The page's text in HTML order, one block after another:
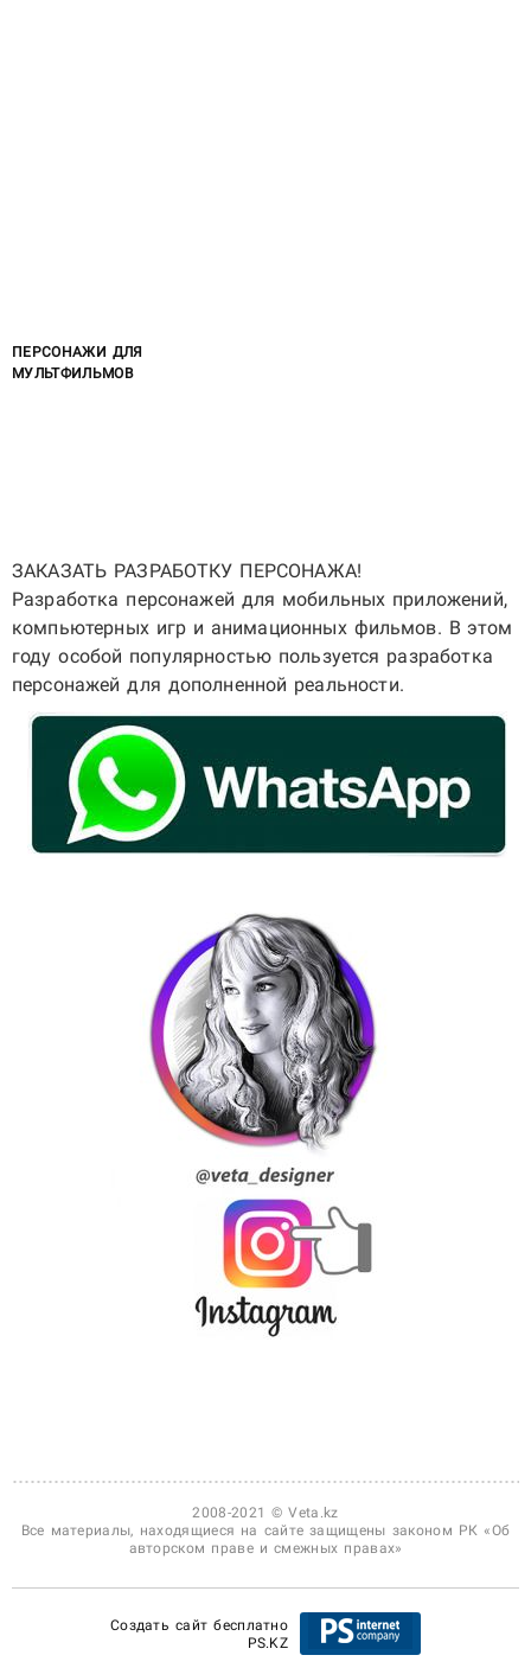
ПЕРСОНАЖИ ДЛЯ
МУЛЬТФИЛЬМОВ
ЗАКАЗАТЬ РАЗРАБОТКУ ПЕРСОНАЖА!
Разработка персонажей для мобильных приложений,
компьютерных игр и анимационных фильмов. В этом
году особой популярностью пользуется разработка
персонажей для дополненной реальности.
2008-2021 © Veta.kz
Все материалы, находящиеся на сайте защищены законом РК «Об
авторском праве и смежных правах»
Создать сайт бесплатно
PS.KZ